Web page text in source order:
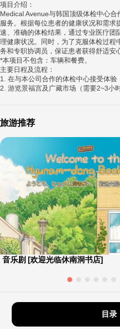
项目介绍：
Medical Avenue与韩国顶级体检中心
服务。根据每位患者的健康状况和需求
速、准确的体检结果，通过专业医疗团
理健康状况。同时，为了克服体检过程
务和专职协调员，保证患者获得舒适安
*本项目不包含：车辆和餐费。
主要日程及流程：
1. 在与本公司合作的体检中心接受体验
2. 游览景福宫及广藏市场（需要2~3小时
旅游推荐
音乐剧 [欢迎光临休南洞书店]
目录